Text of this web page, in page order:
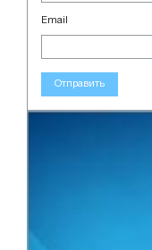
Email
Отправить